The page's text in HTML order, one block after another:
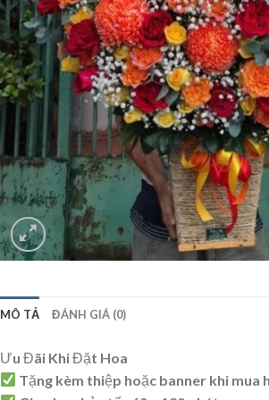
MÔ TẢ ĐÁNH GIÁ (0)
Ưu Đãi Khi Đặt Hoa
Tặng kèm thiệp hoặc banner khi mua